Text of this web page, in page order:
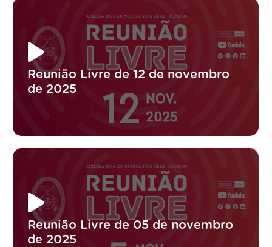
Reunião Livre de 12 de novembro
de 2025
Reunião Livre de 05 de novembro
de 2025